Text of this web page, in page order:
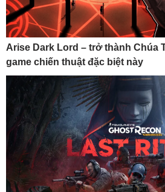
Arise Dark Lord – trở thành Chúa
game chiến thuật đặc biệt này